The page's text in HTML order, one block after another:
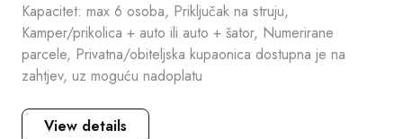
Kapacitet: max 6 osoba, Priključak na struju,
Kamper/prikolica + auto ili auto + šator, Numerirane
parcele, Privatna/obiteljska kupaonica dostupna je na
zahtjev, uz moguću nadoplatu
View details